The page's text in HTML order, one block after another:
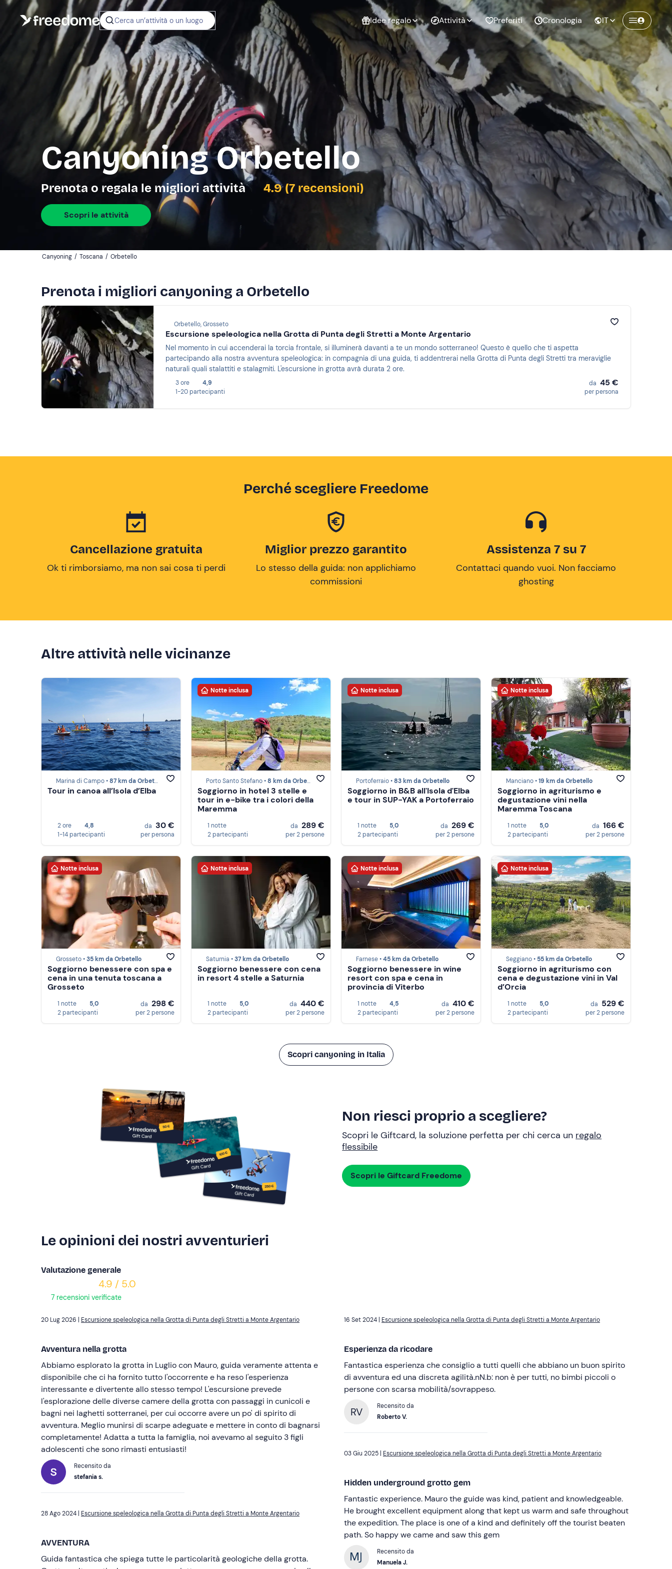
Cerca un’attività o un luogo Idee regalo
Non sai cosa
regalare?
Gift Card Freedome
Un regalo digitale che
lascia la libertà di
scegliere esperienze
outdoor in tutta Italia.
Regala una Gift Card
Esperienze da
regalare
Esperienze di
coppia
Compleanno
Laurea
Addio al
celibato
Addio al
nubilato
Attività Preferiti Cronologia IT
Canyoning Orbetello
Prenota o regala le migliori attività 4.9 (7 recensioni)
Scopri le attività
Canyoning / Toscana / Orbetello
Prenota i migliori canyoning a Orbetello
Orbetello, Grosseto
Escursione speleologica nella Grotta di Punta degli Stretti a Monte Argentario
Nel momento in cui accenderai la torcia frontale, si illuminerà davanti a te un mondo sotterraneo! Questo è quello che ti aspetta
partecipando alla nostra avventura speleologica: in compagnia di una guida, ti addentrerai nella Grotta di Punta degli Stretti tra meraviglie
naturali quali stalattiti e stalagmiti. L'escursione in grotta avrà durata 2 ore.
3 ore
4,9
1-20 partecipanti
da 45 €
per persona
Perché scegliere Freedome
Cancellazione gratuita
Ok ti rimborsiamo, ma non sai cosa ti perdi
Miglior prezzo garantito
Lo stesso della guida: non applichiamo
commissioni
Assistenza 7 su 7
Contattaci quando vuoi. Non facciamo
ghosting
Altre attività nelle vicinanze
Marina di Campo •87 km da Orbetello
Tour in canoa all’Isola d’Elba
2 ore
4,8
1-14 partecipanti
da 30 €
per persona
Notte inclusa
Porto Santo Stefano •8 km da Orbetello
Soggiorno in hotel 3 stelle e
tour in e-bike tra i colori della
Maremma
1 notte
2 partecipanti
da 289 €
per 2 persone
Notte inclusa
Portoferraio •83 km da Orbetello
Soggiorno in B&B all'Isola d'Elba
e tour in SUP-YAK a Portoferraio
1 notte
5,0
2 partecipanti
da 269 €
per 2 persone
Notte inclusa
Manciano •19 km da Orbetello
Soggiorno in agriturismo e
degustazione vini nella
Maremma Toscana
1 notte
5,0
2 partecipanti
da 166 €
per 2 persone
Notte inclusa
Grosseto •35 km da Orbetello
Soggiorno benessere con spa e
cena in una tenuta toscana a
Grosseto
1 notte
5,0
2 partecipanti
da 298 €
per 2 persone
Notte inclusa
Saturnia •37 km da Orbetello
Soggiorno benessere con cena
in resort 4 stelle a Saturnia
1 notte
5,0
2 partecipanti
da 440 €
per 2 persone
Notte inclusa
Farnese •45 km da Orbetello
Soggiorno benessere in wine
resort con spa e cena in
provincia di Viterbo
1 notte
4,5
2 partecipanti
da 410 €
per 2 persone
Notte inclusa
Seggiano • 55 km da Orbetello
Soggiorno in agriturismo con
cena e degustazione vini in Val
d’Orcia
1 notte
5,0
2 partecipanti
da 529 €
per 2 persone
Scopri canyoning in Italia
Non riesci proprio a scegliere?
Scopri le Giftcard, la soluzione perfetta per chi cerca un regalo
flessibile
Scopri le Giftcard Freedome
Le opinioni dei nostri avventurieri
Valutazione generale
4.9 / 5.0
7 recensioni verificate
Escursione speleologica nella Grotta di Punta degli Stretti a Monte Argentario
Avventura nella grotta
Abbiamo esplorato la grotta in Luglio con Mauro, guida veramente attenta e
disponibile che ci ha fornito tutto l'occorrente e ha reso l'esperienza
interessante e divertente allo stesso tempo! L'escursione prevede
l'esplorazione delle diverse camere della grotta con passaggi in cunicoli e
bagni nei laghetti sotterranei, per cui occorre avere un po' di spirito di
avventura. Meglio munirsi di scarpe adeguate e mettere in conto di bagnarsi
completamente! Adatta a tutta la famiglia, noi avevamo al seguito 3 figli
adolescenti che sono rimasti entusiasti!
Recensito da
stefania s.
Escursione speleologica nella Grotta di Punta degli Stretti a Monte Argentario
AVVENTURA
Guida fantastica che spiega tutte le particolarità geologiche della grotta.
Escursione speleologica nella Grotta di Punta degli Stretti a Monte Argentario
Esperienza da ricodare
Fantastica esperienza che consiglio a tutti quelli che abbiano un buon spirito
di avventura ed una discreta agilità.nN.b: non è per tutti, no bimbi piccoli o
persone con scarsa mobilità/sovrappeso.
RV
Recensito da
Roberto V.
Escursione speleologica nella Grotta di Punta degli Stretti a Monte Argentario
Hidden underground grotto gem
Fantastic experience. Mauro the guide was kind, patient and knowledgeable.
He brought excellent equipment along that kept us warm and safe throughout
the expedition. The place is one of a kind and definitely off the tourist beaten
path. So happy we came and saw this gem
Recensito da
Manuela J.
Crea un account Freedome
Unisciti a una community di avventurieri
come te e colleziona ricordi indimenticabili!
Continua con l'email